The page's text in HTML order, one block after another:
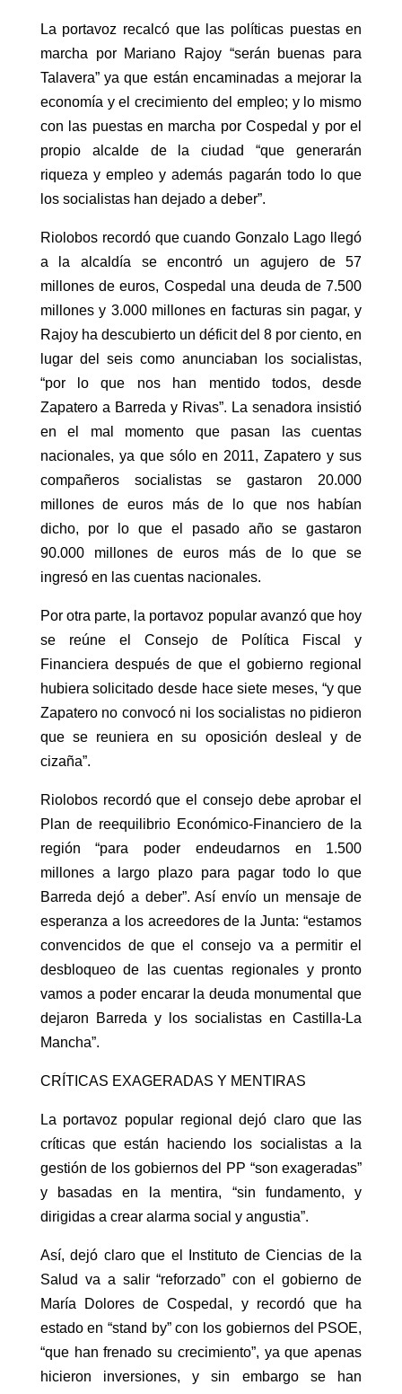
La portavoz recalcó que las políticas puestas en
marcha por Mariano Rajoy “serán buenas para
Talavera” ya que están encaminadas a mejorar la
economía y el crecimiento del empleo; y lo mismo
con las puestas en marcha por Cospedal y por el
propio alcalde de la ciudad “que generarán
riqueza y empleo y además pagarán todo lo que
los socialistas han dejado a deber”.
Riolobos recordó que cuando Gonzalo Lago llegó
a la alcaldía se encontró un agujero de 57
millones de euros, Cospedal una deuda de 7.500
millones y 3.000 millones en facturas sin pagar, y
Rajoy ha descubierto un déficit del 8 por ciento, en
lugar del seis como anunciaban los socialistas,
“por lo que nos han mentido todos, desde
Zapatero a Barreda y Rivas”. La senadora insistió
en el mal momento que pasan las cuentas
nacionales, ya que sólo en 2011, Zapatero y sus
compañeros socialistas se gastaron 20.000
millones de euros más de lo que nos habían
dicho, por lo que el pasado año se gastaron
90.000 millones de euros más de lo que se
ingresó en las cuentas nacionales.
Por otra parte, la portavoz popular avanzó que hoy
se reúne el Consejo de Política Fiscal y
Financiera después de que el gobierno regional
hubiera solicitado desde hace siete meses, “y que
Zapatero no convocó ni los socialistas no pidieron
que se reuniera en su oposición desleal y de
cizaña”.
Riolobos recordó que el consejo debe aprobar el
Plan de reequilibrio Económico-Financiero de la
región “para poder endeudarnos en 1.500
millones a largo plazo para pagar todo lo que
Barreda dejó a deber”. Así envío un mensaje de
esperanza a los acreedores de la Junta: “estamos
convencidos de que el consejo va a permitir el
desbloqueo de las cuentas regionales y pronto
vamos a poder encarar la deuda monumental que
dejaron Barreda y los socialistas en Castilla-La
Mancha”.
CRÍTICAS EXAGERADAS Y MENTIRAS
La portavoz popular regional dejó claro que las
críticas que están haciendo los socialistas a la
gestión de los gobiernos del PP “son exageradas”
y basadas en la mentira, “sin fundamento, y
dirigidas a crear alarma social y angustia”.
Así, dejó claro que el Instituto de Ciencias de la
Salud va a salir “reforzado” con el gobierno de
María Dolores de Cospedal, y recordó que ha
estado en “stand by” con los gobiernos del PSOE,
“que han frenado su crecimiento”, ya que apenas
hicieron inversiones, y sin embargo se han